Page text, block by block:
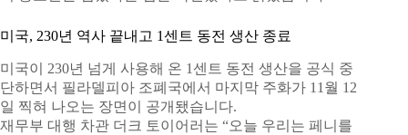
미국, 230년 역사 끝내고 1센트 동전 생산 종료
미국이 230년 넘게 사용해 온 1센트 동전 생산을 공식 중
단하면서 필라델피아 조폐국에서 마지막 주화가 11월 12
일 찍혀 나오는 장면이 공개됐습니다.
재무부 대행 차관 더크 토이어러는 “오늘 우리는 페니를